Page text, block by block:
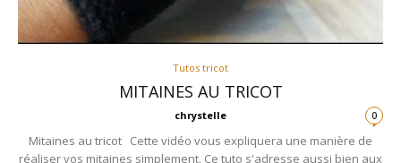
Tutos tricot
MITAINES AU TRICOT
chrystelle 0
Mitaines au tricot Cette vidéo vous expliquera une manière de
réaliser vos mitaines simplement. Ce tuto s'adresse aussi bien aux